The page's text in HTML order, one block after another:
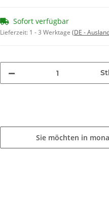
Sofort verfügbar
Lieferzeit: 1 - 3 Werktage (DE -
Sie möchten in